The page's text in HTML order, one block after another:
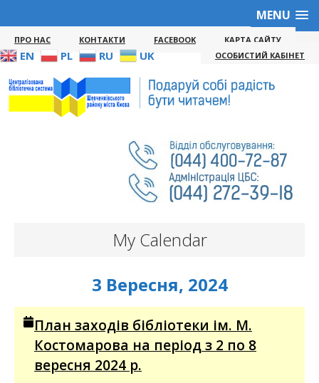
MENU
ПРО НАС КОНТАКТИ FACEBOOK КАРТА САЙТУ
EN PL RU UK ОСОБИСТИЙ КАБІНЕТ
My Calendar
3 Вересня, 2024
План заходів бібліотеки ім. М.
Костомарова на період з 2 по 8
вересня 2024 р.